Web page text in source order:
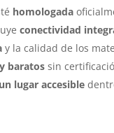
homologada
conectividad
y la calidad de los
baratos sin
lugar accesible